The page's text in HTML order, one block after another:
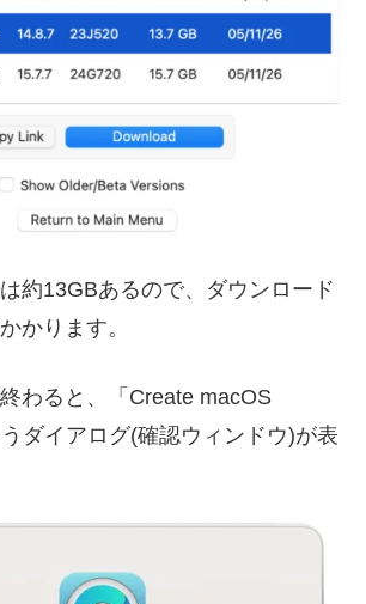
約13GBあるので、ダウンロード
かります。
わると、「Create macOS
ダイアログ(確認ウィンドウ)が表